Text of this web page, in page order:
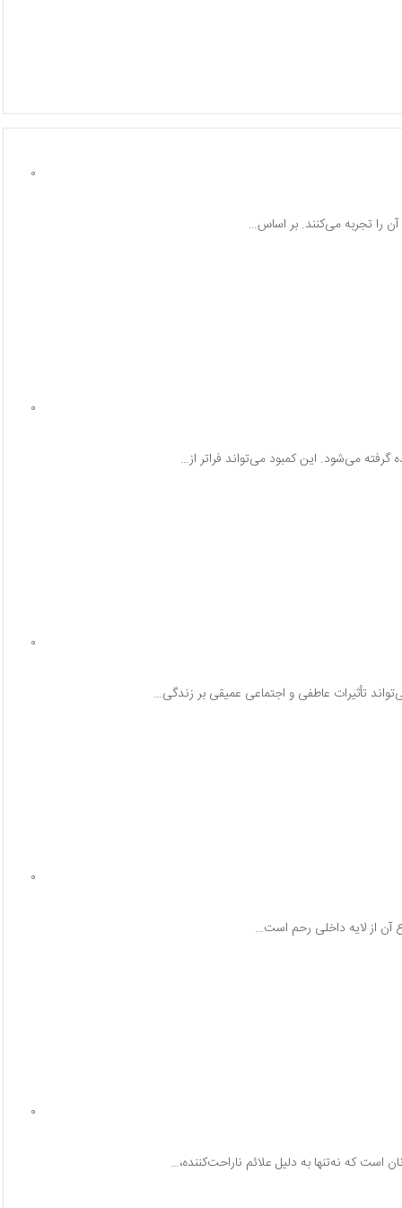
0
را تجربه می‌کنند. بر اساس…
0
می‌شود. این کمبود می‌تواند فراتر از…
0
تأثیرات عاطفی و اجتماعی عمیقی بر زندگی…
0
از لایه داخلی رحم است…
0